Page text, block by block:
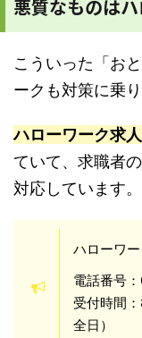
悪質なものは
こういった「お
ークも対策に乗
ハローワーク求
ていて、求職者
対応しています。
ハローワ
電話番号
受付時間
全日）